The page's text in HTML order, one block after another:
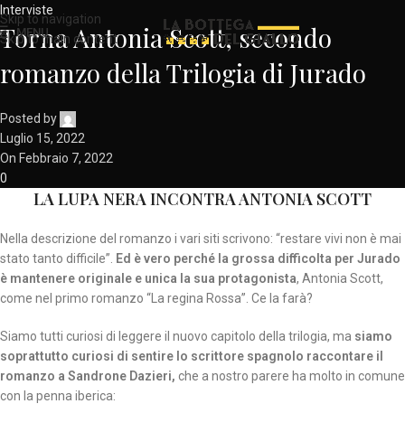
Skip to navigation
Skip to main content
MENU
Interviste
Torna Antonia Scott, secondo
romanzo della Trilogia di Jurado
Posted by
Luglio 15, 2022
On Febbraio 7, 2022
0
LA LUPA NERA INCONTRA ANTONIA SCOTT
Nella descrizione del romanzo i vari siti scrivono: “restare vivi non è mai
stato tanto difficile”. Ed è vero perché la grossa difficolta per Jurado
è mantenere originale e unica la sua protagonista, Antonia Scott,
come nel primo romanzo “La regina Rossa”. Ce la farà?
Siamo tutti curiosi di leggere il nuovo capitolo della trilogia, ma siamo
soprattutto curiosi di sentire lo scrittore spagnolo raccontare il
romanzo a Sandrone Dazieri, che a nostro parere ha molto in comune
con la penna iberica: